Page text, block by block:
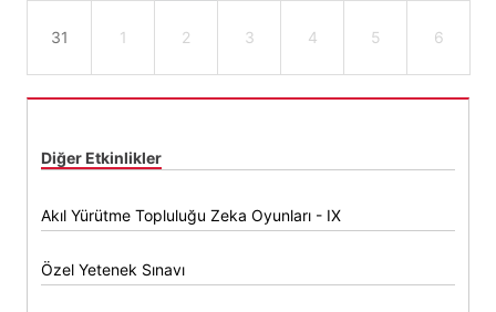
31 1 2 3 4 5 6
Diğer Etkinlikler
Akıl Yürütme Topluluğu Zeka Oyunları - IX
Özel Yetenek Sınavı